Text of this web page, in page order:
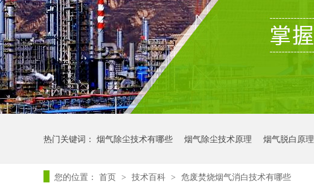
热门关键词： 烟气除尘技术有哪些 烟气除尘技术原理 烟气脱白原理
您的位置： 首页 > 技术百科 > 危废焚烧烟气消白技术有哪些